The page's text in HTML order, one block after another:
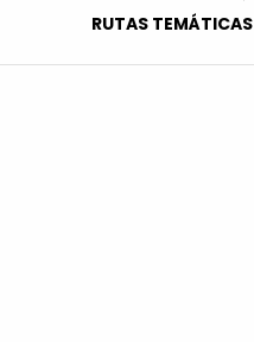
RUTAS TEMÁTICAS